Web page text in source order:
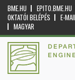
BME.HU EPITO.BME.HU
OKTATÓI BELÉPÉS
E-
MAGYAR